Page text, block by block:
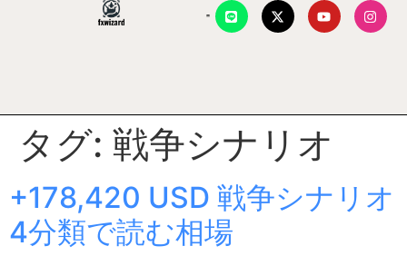
タグ: 戦争シナリオ
+178,420 USD 戦争シナリオ
4分類で読む相場